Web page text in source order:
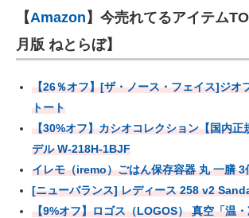
【Amazon 】今売れてるアイテム
月版 ねとらぼ】
【26％オフ】[ザ・ノース・フェイス]ジオ
トート
【30%オフ】カシオコレクション【国内正
デル W-218H-1BJF
イレモ（iremo）ごはん保存容器 丸 一膳 3
[ニューバランス] レディース 258 v2
【9%オフ】ロゴス（LOGOS） 真空「温